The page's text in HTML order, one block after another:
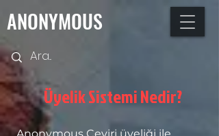
ANONYMOUS
Üyelik Sistemi Nedir?